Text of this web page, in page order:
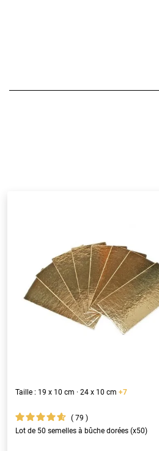
Taille : 19 x 10 cm · 24 x 10 cm +7
79
Lot de 50 semelles à bûche dorées (x50)